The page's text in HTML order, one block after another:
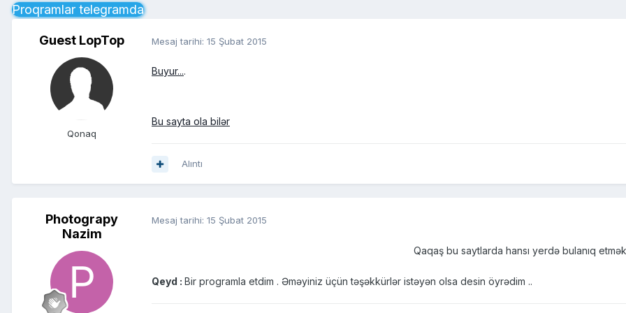
Proqramlar telegramda
Guest LopTop
Qonaq
Mesaj tarihi: 15 Şubat 2015
Buyur....
Bu sayta ola bilər
Alıntı
Photograpy
Nazim
Mesaj tarihi: 15 Şubat 2015
Qaqaş bu saytlarda hansı yerdə bulanıq
Qeyd : Bir programla etdim . Əməyiniz üçün təşəkkürlər istəyən olsa desin öyrədim ..